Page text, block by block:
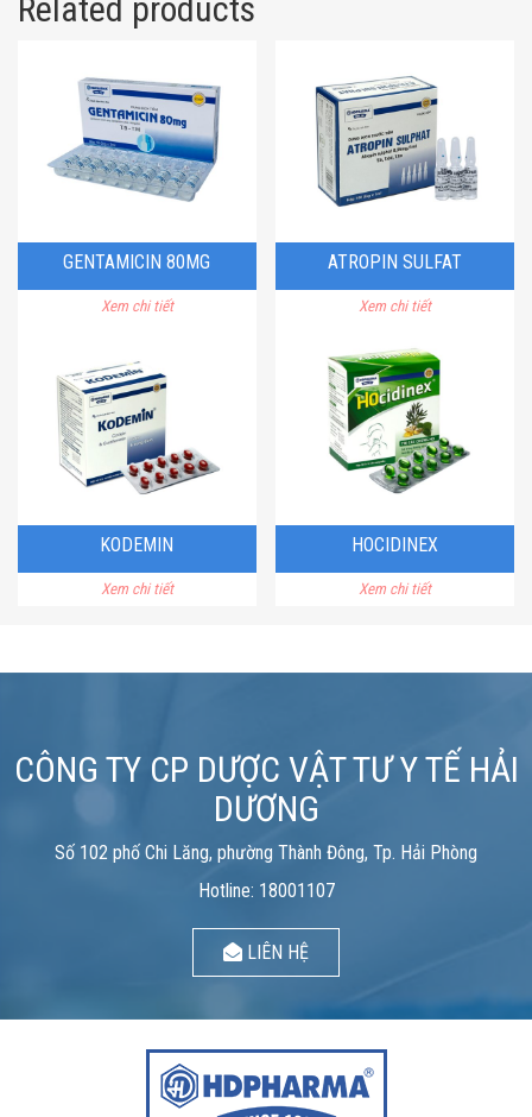
Related products
GENTAMICIN 80MG
Xem chi tiết
ATROPIN SULFAT
Xem chi tiết
KODEMIN
Xem chi tiết
HOCIDINEX
Xem chi tiết
CÔNG TY CP DƯỢC VẬT TƯ Y TẾ HẢI
DƯƠNG
Số 102 phố Chi Lăng, phường Thành Đông, Tp. Hải Phòng
Hotline: 18001107
LIÊN HỆ